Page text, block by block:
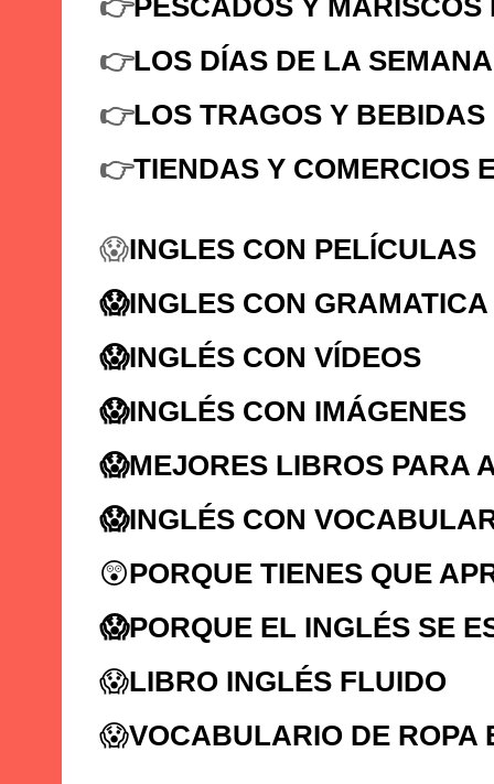
👉LOS DÍAS DE LA
👉LOS TRAGOS Y BEBIDAS
👉TIENDAS Y COMERCIOS
😱INGLES CON PELÍCULAS
😱INGLES CON GRAMATICA
😱INGLÉS CON VÍDEOS
😱INGLÉS CON IMÁGENES
😱MEJORES LIBROS PARA
😱INGLÉS CON
😲PORQUE TIENES QUE
😱PORQUE EL INGLÉS SE
😱LIBRO INGLÉS FLUIDO
😱VOCABULARIO DE ROPA